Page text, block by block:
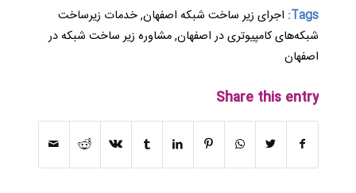
Tags: اجرای زیر ساخت شبکه اصفهان,خدمات زیرساخت
شبکه‌های کامپیوتری در اصفهان,مشاوره زیر ساخت شبکه در
اصفهان
Share this entry